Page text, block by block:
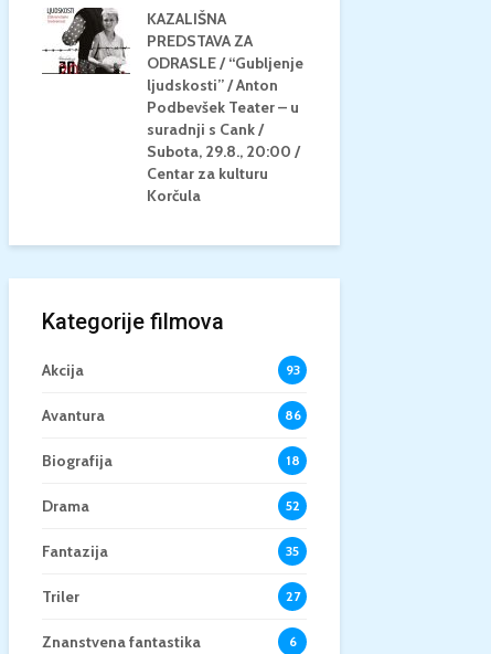
KAZALIŠNA
PREDSTAVA ZA
ODRASLE / “Gubljenje
ljudskosti” / Anton
Podbevšek Teater – u
suradnji s Cank /
Subota, 29.8., 20:00 /
Centar za kulturu
Korčula
Kategorije filmova
Akcija 93
Avantura 86
Biografija 18
Drama 52
Fantazija 35
Triler 27
Znanstvena fantastika 6